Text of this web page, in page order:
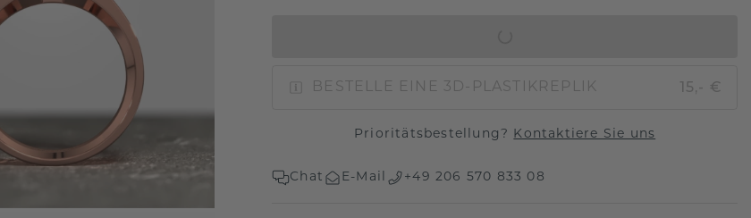
BESTELLE EINE 3D-PLASTIKREPLIK 15,- €
Prioritätsbestellung? Kontaktiere Sie uns
Chat E-Mail +49 206 570 833 08